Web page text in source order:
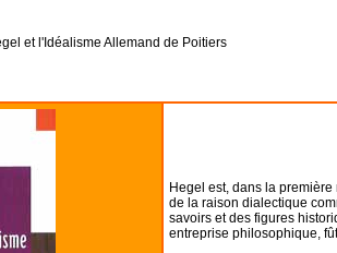
et l'Idéalisme Allemand de Poitiers
Hegel est, dans la
de la raison dialectique
savoirs et des figures
entreprise philosophique,